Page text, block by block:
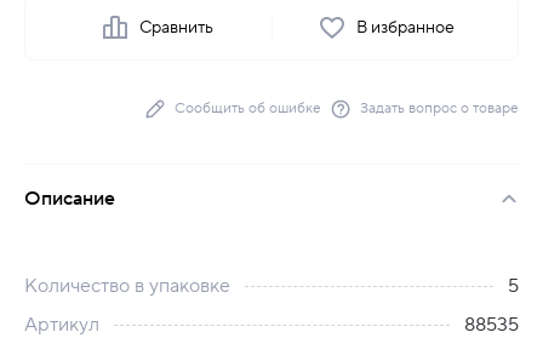
Сравнить В избранное
Сообщить об ошибке Задать вопрос о товаре
Описание
Количество в упаковке
5
Артикул
88535